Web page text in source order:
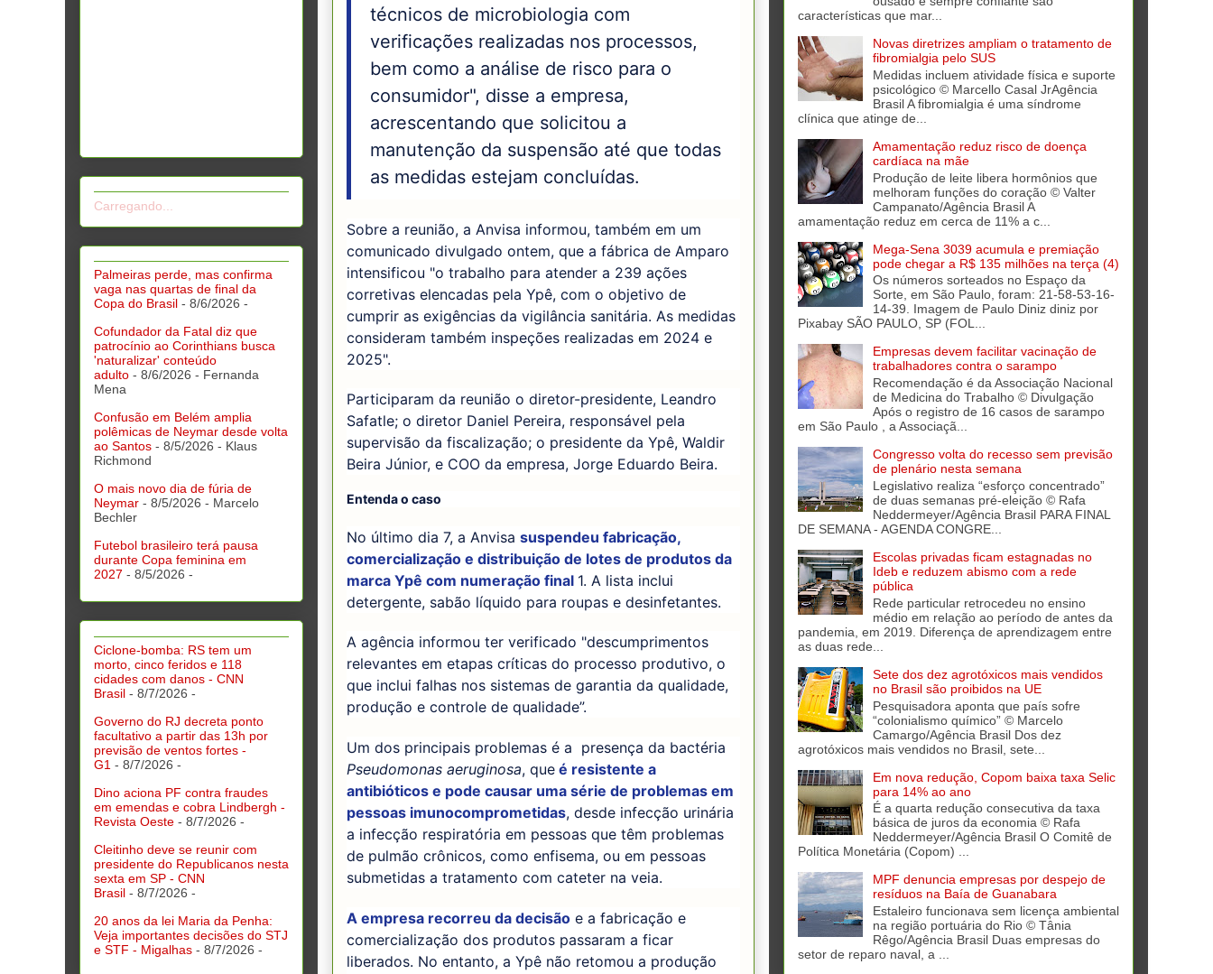
técnicos de microbiologia com
verificações realizadas nos processos,
bem como a análise de risco para o
consumidor", disse a empresa,
acrescentando que solicitou a
manutenção da suspensão até que todas
as medidas estejam concluídas.
Sobre a reunião, a Anvisa informou, também em um
comunicado divulgado ontem, que a fábrica de Amparo
intensificou "o trabalho para atender a 239 ações
corretivas elencadas pela Ypê, com o objetivo de
cumprir as exigências da vigilância sanitária. As medidas
consideram também inspeções realizadas em 2024 e
2025".
Participaram da reunião o diretor-presidente, Leandro
Safatle; o diretor Daniel Pereira, responsável pela
supervisão da fiscalização; o presidente da Ypê, Waldir
Beira Júnior, e COO da empresa, Jorge Eduardo Beira.
Entenda o caso
No último dia 7, a Anvisa suspendeu fabricação,
comercialização e distribuição de lotes de produtos da
marca Ypê com numeração final 1. A lista inclui
detergente, sabão líquido para roupas e desinfetantes.
A agência informou ter verificado "descumprimentos
relevantes em etapas críticas do processo produtivo, o
que inclui falhas nos sistemas de garantia da qualidade,
produção e controle de qualidade”.
Um dos principais problemas é a presença da bactéria
Pseudomonas aeruginosa, que é resistente a
antibióticos e pode causar uma série de problemas em
pessoas imunocomprometidas, desde infecção urinária
a infecção respiratória em pessoas que têm problemas
de pulmão crônicos, como enfisema, ou em pessoas
submetidas a tratamento com cateter na veia.
A empresa recorreu da decisão e a fabricação e
comercialização dos produtos passaram a ficar
liberados. No entanto, a Ypê não retomou a produção
Carregando...
Palmeiras perde, mas confirma
vaga nas quartas de final da
Copa do Brasil - 8/6/2026 -
Cofundador da Fatal diz que
patrocínio ao Corinthians busca
'naturalizar' conteúdo
adulto - 8/6/2026 - Fernanda
Mena
Confusão em Belém amplia
polêmicas de Neymar desde volta
ao Santos - 8/5/2026 - Klaus
Richmond
O mais novo dia de fúria de
Neymar - 8/5/2026 - Marcelo
Bechler
Futebol brasileiro terá pausa
durante Copa feminina em
2027 - 8/5/2026 -
Ciclone-bomba: RS tem um
morto, cinco feridos e 118
cidades com danos - CNN
Brasil - 8/7/2026 -
Governo do RJ decreta ponto
facultativo a partir das 13h por
previsão de ventos fortes -
G1 - 8/7/2026 -
Dino aciona PF contra fraudes
em emendas e cobra Lindbergh -
Revista Oeste - 8/7/2026 -
Cleitinho deve se reunir com
presidente do Republicanos nesta
sexta em SP - CNN
Brasil - 8/7/2026 -
20 anos da lei Maria da Penha:
Veja importantes decisões do STJ
e STF - Migalhas - 8/7/2026 -
características que mar...
Novas diretrizes ampliam o tratamento de
fibromialgia pelo SUS
Medidas incluem atividade física e suporte
psicológico © Marcello Casal JrAgência
Brasil A fibromialgia é uma síndrome
clínica que atinge de...
Amamentação reduz risco de doença
cardíaca na mãe
Produção de leite libera hormônios que
melhoram funções do coração © Valter
Campanato/Agência Brasil A
amamentação reduz em cerca de 11% a c...
Mega-Sena 3039 acumula e premiação
pode chegar a R$ 135 milhões na terça (4)
Os números sorteados no Espaço da
Sorte, em São Paulo, foram: 21-58-53-16-
14-39. Imagem de Paulo Diniz diniz por
Pixabay SÃO PAULO, SP (FOL...
Empresas devem facilitar vacinação de
trabalhadores contra o sarampo
Recomendação é da Associação Nacional
de Medicina do Trabalho © Divulgação
Após o registro de 16 casos de sarampo
em São Paulo , a Associaçã...
Congresso volta do recesso sem previsão
de plenário nesta semana
Legislativo realiza “esforço concentrado”
de duas semanas pré-eleição © Rafa
Neddermeyer/Agência Brasil PARA FINAL
DE SEMANA - AGENDA CONGRE...
Escolas privadas ficam estagnadas no
Ideb e reduzem abismo com a rede
pública
Rede particular retrocedeu no ensino
médio em relação ao período de antes da
pandemia, em 2019. Diferença de aprendizagem entre
as duas rede...
Sete dos dez agrotóxicos mais vendidos
no Brasil são proibidos na UE
Pesquisadora aponta que país sofre
“colonialismo químico” © Marcelo
Camargo/Agência Brasil Dos dez
agrotóxicos mais vendidos no Brasil, sete...
Em nova redução, Copom baixa taxa Selic
para 14% ao ano
É a quarta redução consecutiva da taxa
básica de juros da economia © Rafa
Neddermeyer/Agência Brasil O Comitê de
Política Monetária (Copom) ...
MPF denuncia empresas por despejo de
resíduos na Baía de Guanabara
Estaleiro funcionava sem licença ambiental
na região portuária do Rio © Tânia
Rêgo/Agência Brasil Duas empresas do
setor de reparo naval, a ...